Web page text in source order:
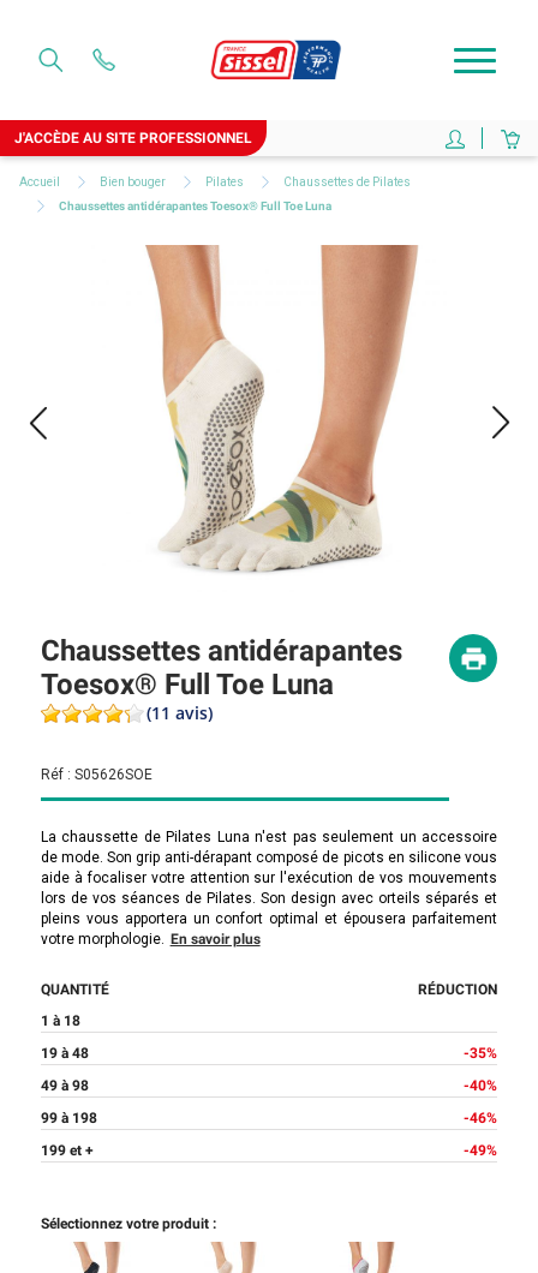
J'ACCÈDE AU SITE PROFESSIONNEL
Accueil Bien bouger Pilates
Chaussettes de Pilates
Chaussettes antidérapantes Toesox® Full Toe Luna
Chaussettes antidérapantes
Toesox® Full Toe Luna
(11 avis)
Réf : S05626SOE
La chaussette de Pilates Luna n'est pas seulement un accessoire
de mode. Son grip anti-dérapant composé de picots en silicone vous
aide à focaliser votre attention sur l'exécution de vos mouvements
lors de vos séances de Pilates. Son design avec orteils séparés et
pleins vous apportera un confort optimal et épousera parfaitement
votre morphologie. En savoir plus
QUANTITÉ
RÉDUCTION
1 à 18
19 à 48
-35%
49 à 98
-40%
99 à 198
-46%
199 et +
-49%
Sélectionnez votre produit :